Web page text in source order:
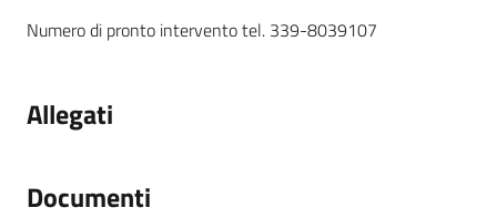
Numero di pronto intervento tel. 339-8039107
Allegati
Documenti